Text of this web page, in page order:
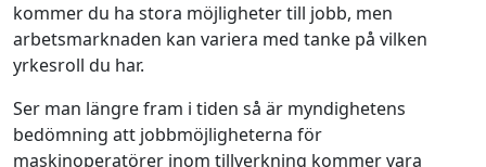
kommer du ha stora möjligheter till jobb, men
arbetsmarknaden kan variera med tanke på vilken
yrkesroll du har.
Ser man längre fram i tiden så är myndighetens
bedömning att jobbmöjligheterna för
maskinoperatörer inom tillverkning kommer vara